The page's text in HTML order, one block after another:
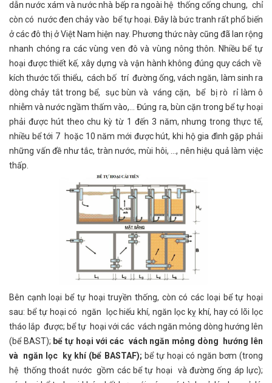
dẫn nước xám và nước nhà bếp ra ngoài hệ thống cống chung, chỉ
còn có nước đen chảy vào bể tự hoại. Đây là bức tranh rất phổ biến
ở các đô thị ở Việt Nam hiện nay. Phương thức này cũng đã lan rộng
nhanh chóng ra các vùng ven đô và vùng nông thôn. Nhiều bể tự
hoại được thiết kế, xây dựng và vận hành không đúng quy cách về
kích thước tối thiểu, cách bố trí đường ống, vách ngăn, làm sinh ra
dòng chảy tắt trong bể, sục bùn và váng cặn, bể bị rò rỉ làm ô
nhiễm và nước ngầm thấm vào,… Đúng ra, bùn cặn trong bể tự hoại
phải được hút theo chu kỳ từ 1 đến 3 năm, nhưng trong thực tế,
nhiều bể tới 7 hoặc 10 năm mới được hút, khi hộ gia đình gặp phải
những vấn đề như tắc, tràn nước, mùi hôi, …, nên hiệu quả làm việc
thấp.
Bên cạnh loại bể tự hoại truyền thống, còn có các loại bể tự hoại
sau: bể tự hoại có ngăn lọc hiếu khí, ngăn lọc kỵ khí, hay có lõi lọc
tháo lắp được; bể tự hoại với các vách ngăn mỏng dòng hướng lên
(bể BAST); bể tự hoại với các vách ngăn mỏng dòng hướng lên
và ngăn lọc kỵ khí (bể BASTAF); bể tự hoại có ngăn bơm (trong
hệ thống thoát nước gồm các bể tự hoại và đường ống áp lực);